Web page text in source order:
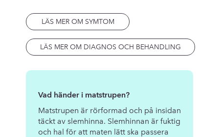
LÄS MER OM SYMTOM
LÄS MER OM DIAGNOS OCH BEHANDLING
Vad händer i matstrupen?
Matstrupen är rörformad och på insidan
täckt av slemhinna. Slemhinnan är fuktig
och hal för att maten lätt ska passera